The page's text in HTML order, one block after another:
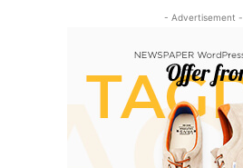
- Advertisement -